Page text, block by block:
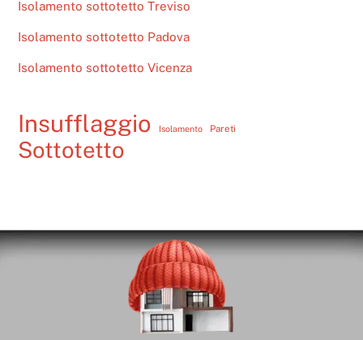
Isolamento sottotetto Treviso
Isolamento sottotetto Padova
Isolamento sottotetto Vicenza
Insufflaggio Isolamento Pareti
Sottotetto